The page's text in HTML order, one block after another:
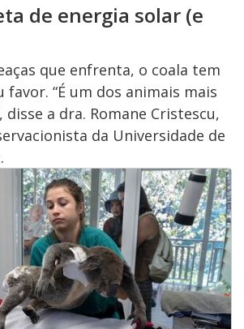
de energia solar (e
que enfrenta, o coala tem
favor. “É um dos animais mais
a dra. Romane Cristescu,
da Universidade de